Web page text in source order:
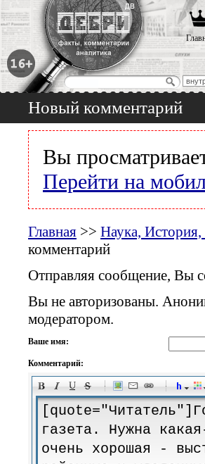
Новый комментарий
Вы
Перейти на
Главная >> Наука,
комментарий
Отправляя сообщение, Вы
Вы не авторизованы.
модератором.
Ваше имя:
Комментарий:
-
-
-
-
-
-
-
-
-